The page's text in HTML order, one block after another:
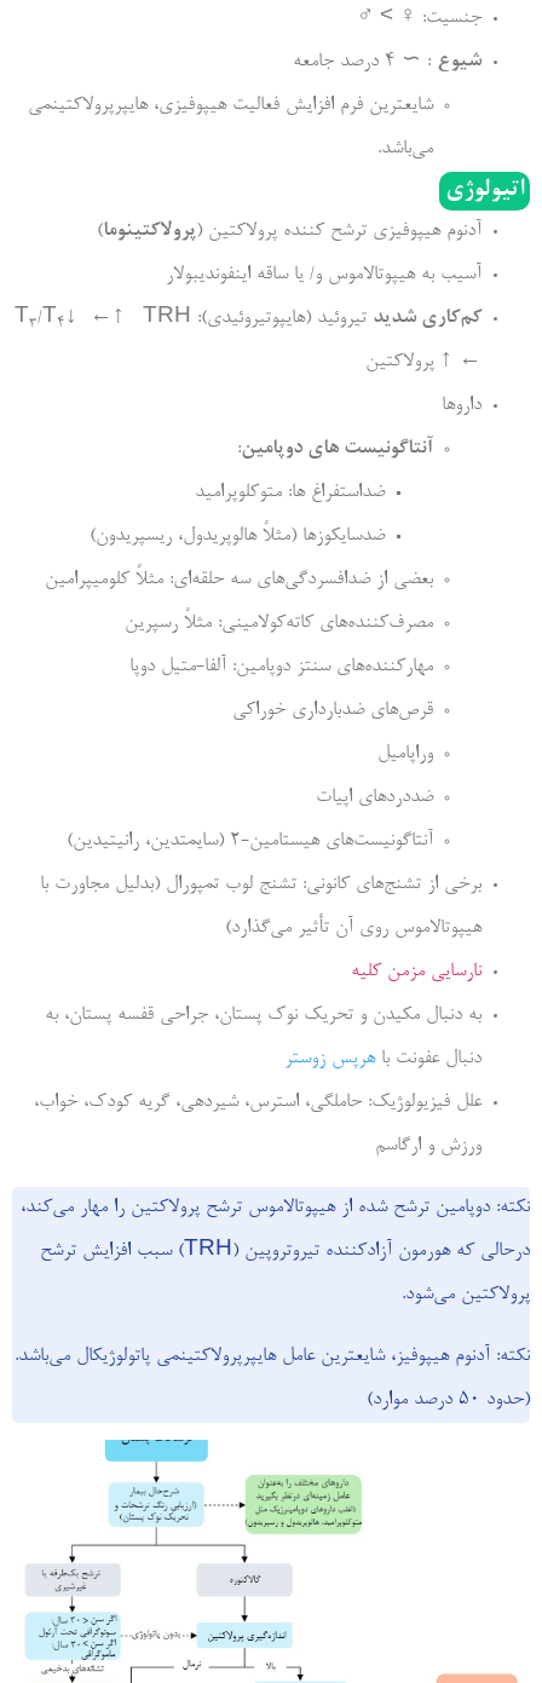
جنسیت: ♀ > ♂
شیوع : ∼ 4 درصد جامعه
شایعترین فرم افزایش فعالیت هیپوفیزی، هایپرپرولاکتینمی
می‌باشد.
اتیولوژی
آدنوم هیپوفیزی ترشح کننده پرولاکتین (پرولاکتینوما)
آسیب به هیپوتالاموس و/ یا ساقه اینفوندیبولار
کم‌کاری شدید تیروئید (هایپوتیروئیدی): T 3/T 4 ↓ ←↑ TRH
← ↑ پرولاکتین
داروها
آنتاگونیست های دوپامین:
ضداستفراغ ها: متوکلوپرامید
ضدسایکوزها (مثلاً هالوپریدول، ریسپریدون)
بعضی از ضدافسردگی‌های سه حلقه‌ای‌: مثلاً کلومیپرامین
مصرف‌کننده‌های کاته‌کولامینی: مثلاً رسپرین
مهارکننده‌های سنتز دوپامین: آلفا-متیل دوپا
قرص‌های ضدبارداری خوراکی
وراپامیل
ضددردهای اپیات
آنتاگونیست‌های هیستامین-2 (سایمتدین، رانیتیدین)
برخی از تشنج‌های کانونی: تشنج لوب تمپورال (بدلیل مجاورت با
هیپوتالاموس روی آن تأثیر می‌گذارد)
نارسایی مزمن کلیه
به دنبال مکیدن و تحریک نوک پستان، جراحی قفسه پستان، به
دنبال عفونت باهرپس زوستر
علل فیزیولوژیک: حاملگی، استرس، شیردهی، گریه کودک، خواب،
ورزش و ارگاسم
نکته: دوپامین ترشح شده از هیپوتالاموس ترشح پرولاکتین را مهار می‌کند،
درحالی که هورمون آزادکننده تیروتروپین (TRH) سبب افزایش ترشح
پرولاکتین می‌شود.
نکته: آدنوم هیپوفیز، شایعترین عامل هایپرپرولاکتینمی پاتولوژیکال می‌باشد.
(حدود 50 درصد موارد)